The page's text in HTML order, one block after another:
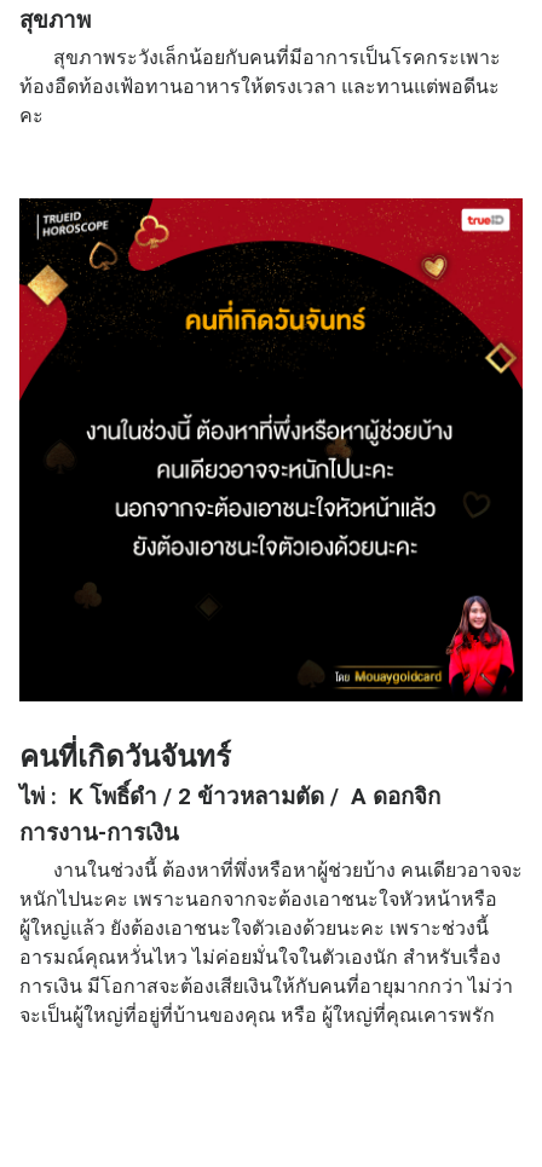
สุขภาพ
สุขภาพระวังเล็กน้อยกับคนที่มีอาการเป็นโรคกระเพาะ
ท้องอืดท้องเฟ้อทานอาหารให้ตรงเวลา และทานแต่พอดีนะ
คะ
คนที่เกิดวันจันทร์
ไพ่ : K โพธิ์ดำ / 2 ข้าวหลามตัด / A ดอกจิก
การงาน-การเงิน
งานในช่วงนี้ ต้องหาที่พึ่งหรือหาผู้ช่วยบ้าง คนเดียวอาจจะ
หนักไปนะคะ เพราะนอกจากจะต้องเอาชนะใจหัวหน้าหรือ
ผู้ใหญ่แล้ว ยังต้องเอาชนะใจตัวเองด้วยนะคะ เพราะช่วงนี้
อารมณ์คุณหวั่นไหว ไม่ค่อยมั่นใจในตัวเองนัก สำหรับเรื่อง
การเงิน มีโอกาสจะต้องเสียเงินให้กับคนที่อายุมากกว่า ไม่ว่า
จะเป็นผู้ใหญ่ที่อยู่ที่บ้านของคุณ หรือ ผู้ใหญ่ที่คุณเคารพรัก